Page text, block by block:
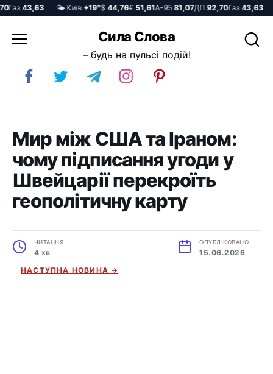
43,63 🌤️ Київ+19°$44,76€51,61А-9581,07ДП92,70Газ43,63 🌤️
до
Сила Слова
– будь на пульсі подій!
Мир між США та Іраном:
чому підписання угоди у
Швейцарії перекроїть
геополітичну карту
ЧИТАННЯ
4 хв
ОПУБЛІКОВАНО
15.06.2026
НАСТУПНА НОВИНА →